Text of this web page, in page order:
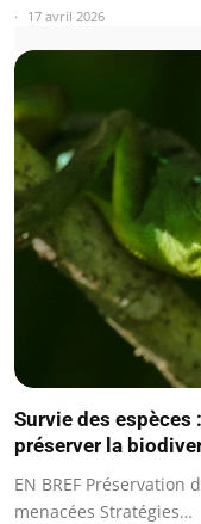
17 avril 2026
Survie des
préserver la
EN BREF Préservation
menacées Stratégies…